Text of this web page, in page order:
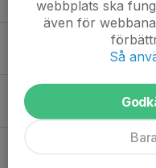
14 sep 2025 0
Good Win
18 aug 2025 0
Gold at Viking
0
Match v
webbplats ska
även för
Så